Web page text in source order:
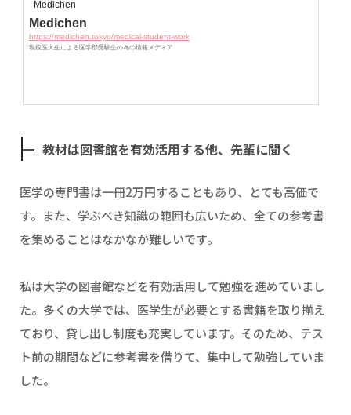
Medichen
Medichen
https://medichen.tokyo/medical-student-work
現役医大生による医学部受験生の為の情報メディア
教材は図書館を有効活用する他、先輩に聞く
医学の専門書は一冊2万円することもあり、とても高価で
す。また、学ぶべき知識の範囲も広いため、全ての参考書
を集めることはなかなか難しいです。
私は大学の図書館などを有効活用して勉強を進めていまし
た。多くの大学では、医学生が必要とする書籍を取り揃え
ており、貸し出し制度も充実しています。そのため、テス
ト前の期間などに参考書を借りて、集中して勉強していま
した。